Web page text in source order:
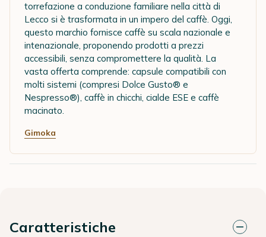
torrefazione a conduzione familiare nella città di
Lecco si è trasformata in un impero del caffè. Oggi,
questo marchio fornisce caffè su scala nazionale e
intenazionale, proponendo prodotti a prezzi
accessibili, senza compromettere la qualità. La
vasta offerta comprende: capsule compatibili con
molti sistemi (compresi Dolce Gusto® e
Nespresso®), caffè in chicchi, cialde ESE e caffè
macinato.
Gimoka
Caratteristiche